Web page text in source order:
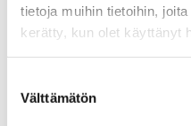
tietoja muihin tietoihin,
kerätty, kun olet käyttänyt
valinta
Välttämätön
Tekoäly ei
muuttaa sen –
luotat siihen